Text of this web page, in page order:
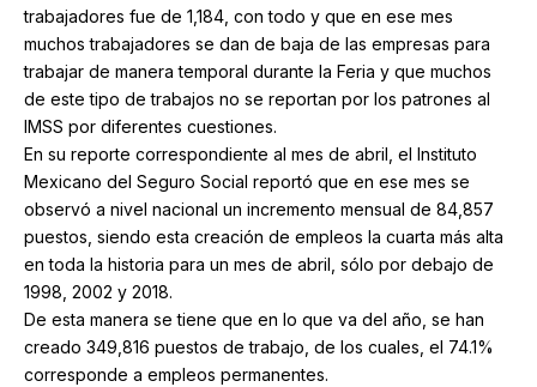
trabajadores fue de 1,184, con todo y que en ese mes
muchos trabajadores se dan de baja de las empresas para
trabajar de manera temporal durante la Feria y que muchos
de este tipo de trabajos no se reportan por los patrones al
IMSS por diferentes cuestiones.
En su reporte correspondiente al mes de abril, el Instituto
Mexicano del Seguro Social reportó que en ese mes se
observó a nivel nacional un incremento mensual de 84,857
puestos, siendo esta creación de empleos la cuarta más alta
en toda la historia para un mes de abril, sólo por debajo de
1998, 2002 y 2018.
De esta manera se tiene que en lo que va del año, se han
creado 349,816 puestos de trabajo, de los cuales, el 74.1%
corresponde a empleos permanentes.